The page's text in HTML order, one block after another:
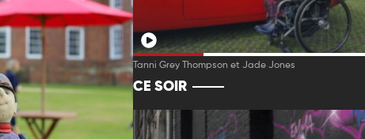
Tanni Grey Thompson et Jade Jones
CE SOIR